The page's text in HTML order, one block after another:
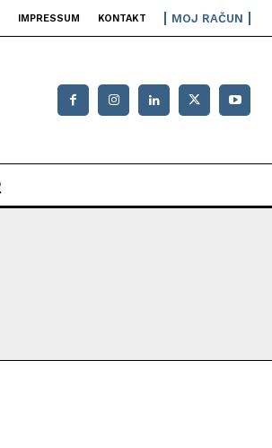
IMPRESSUM KONTAKT MOJ RAČUN